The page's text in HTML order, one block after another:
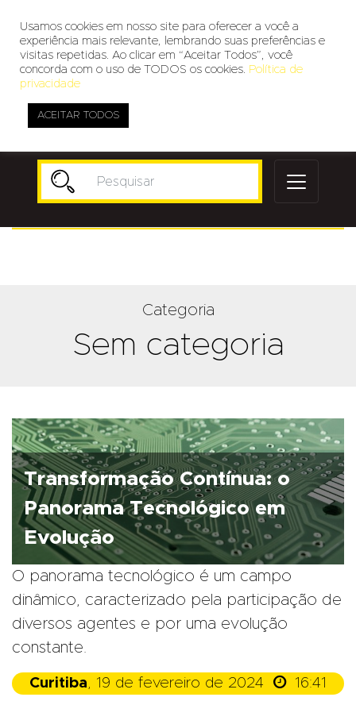
Categoria
Sem categoria
Transformação Contínua: o
Panorama Tecnológico em
Evolução
O panorama tecnológico é um campo
dinâmico, caracterizado pela participação de
diversos agentes e por uma evolução
constante.
Curitiba, 19 de fevereiro de 2024  16:41
Usamos cookies em nosso site para oferecer a você a
experiência mais relevante, lembrando suas preferências e
visitas repetidas. Ao clicar em “Aceitar Todos”, você
concorda com o uso de TODOS os cookies. Política de
privacidade
ACEITAR TODOS